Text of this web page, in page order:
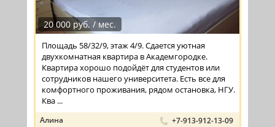
20 000 руб. / мес.
Площадь 58/32/9, этаж 4/9. Сдается уютная
двухкомнатная квартира в Академгородке.
Квартира хорошо подойдёт для студентов или
сотрудников нашего университета. Есть все для
комфортного проживания, рядом остановка, НГУ.
Ква ...
Алина +7-913-912-13-09